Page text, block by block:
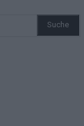
Suche